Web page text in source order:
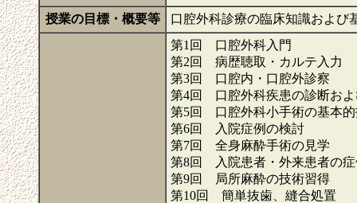
授業の目標・概要等
口腔外科診療の臨床知識および
第1回 口腔外科入門
第2回 病歴聴取・カルテ入力
第3回 口腔内・口腔外診察
第4回 口腔外科疾患の診断およ
第5回 口腔外科小手術の基本的
第6回 入院症例の検討
第7回 全身麻酔手術の見学
第8回 入院患者・外来患者の症
第9回 局所麻酔の技術習得
第10回 簡単抜歯、縫合処置